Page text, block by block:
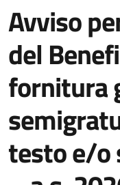
Avviso
del
fornitura
testo e/o